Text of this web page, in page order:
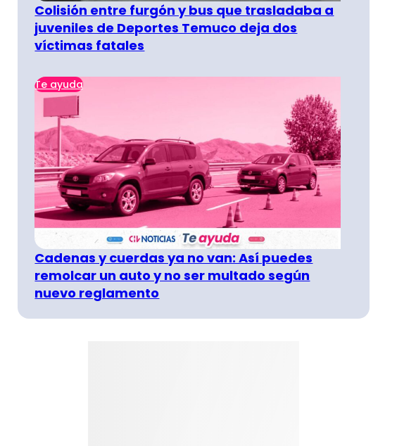
Colisión entre furgón y bus que trasladaba a
juveniles de Deportes Temuco deja dos
víctimas fatales
Te ayuda
Cadenas y cuerdas ya no van: Así puedes
remolcar un auto y no ser multado según
nuevo reglamento